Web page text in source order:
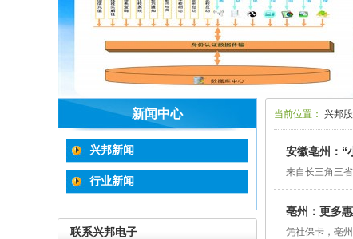
新闻中心
兴邦新闻
行业新闻
联系兴邦电子
当前位置： 兴邦
安徽亳州：“
来自长三角三
亳州：更多
凭社保卡，亳